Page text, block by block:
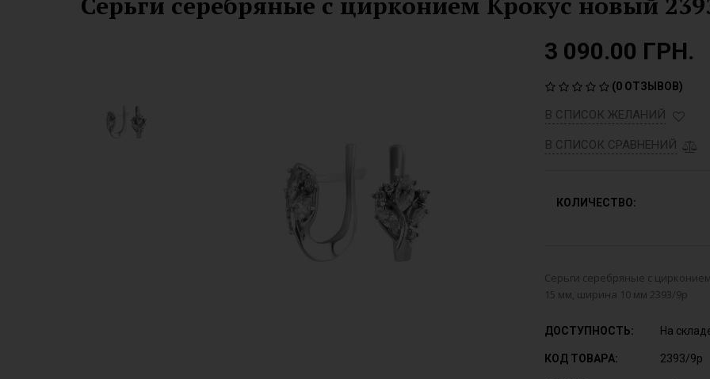
3 090.00 ГРН.
(0 ОТЗЫВОВ)
В СПИСОК ЖЕЛАНИЙ
В СПИСОК СРАВНЕНИЙ
КОЛИЧЕСТВО:
Серьги серебряные с
15 мм, ширина 10 мм 2393/9р
ДОСТУПНОСТЬ: На
КОД ТОВАРА: 2393/9р